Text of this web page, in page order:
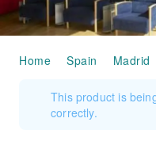
Home Spain Madrid
This product is
correctly.